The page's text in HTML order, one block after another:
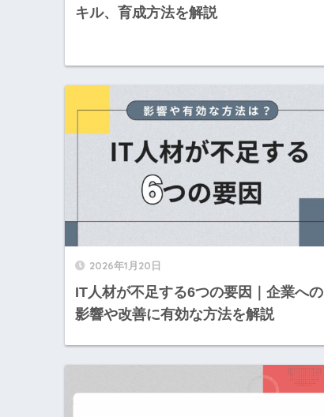
キル、育成方法を解説
2026年1月20日
IT人材が不足する6つの要因｜企業への
影響や改善に有効な方法を解説